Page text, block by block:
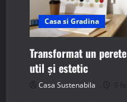
Casa si Gradina
Transformat un
util și estetic
Casa Sustenabila 9